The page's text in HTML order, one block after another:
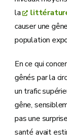
la
causer une
population
En ce qui
gênés par la
un trafic
gêne,
pas une
santé avait